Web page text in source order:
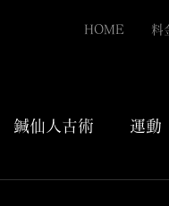
HOME 料
鍼仙人古術 運動